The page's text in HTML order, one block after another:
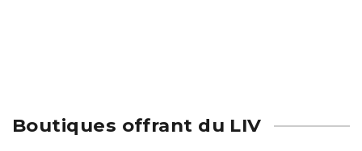
Boutiques offrant du LIV